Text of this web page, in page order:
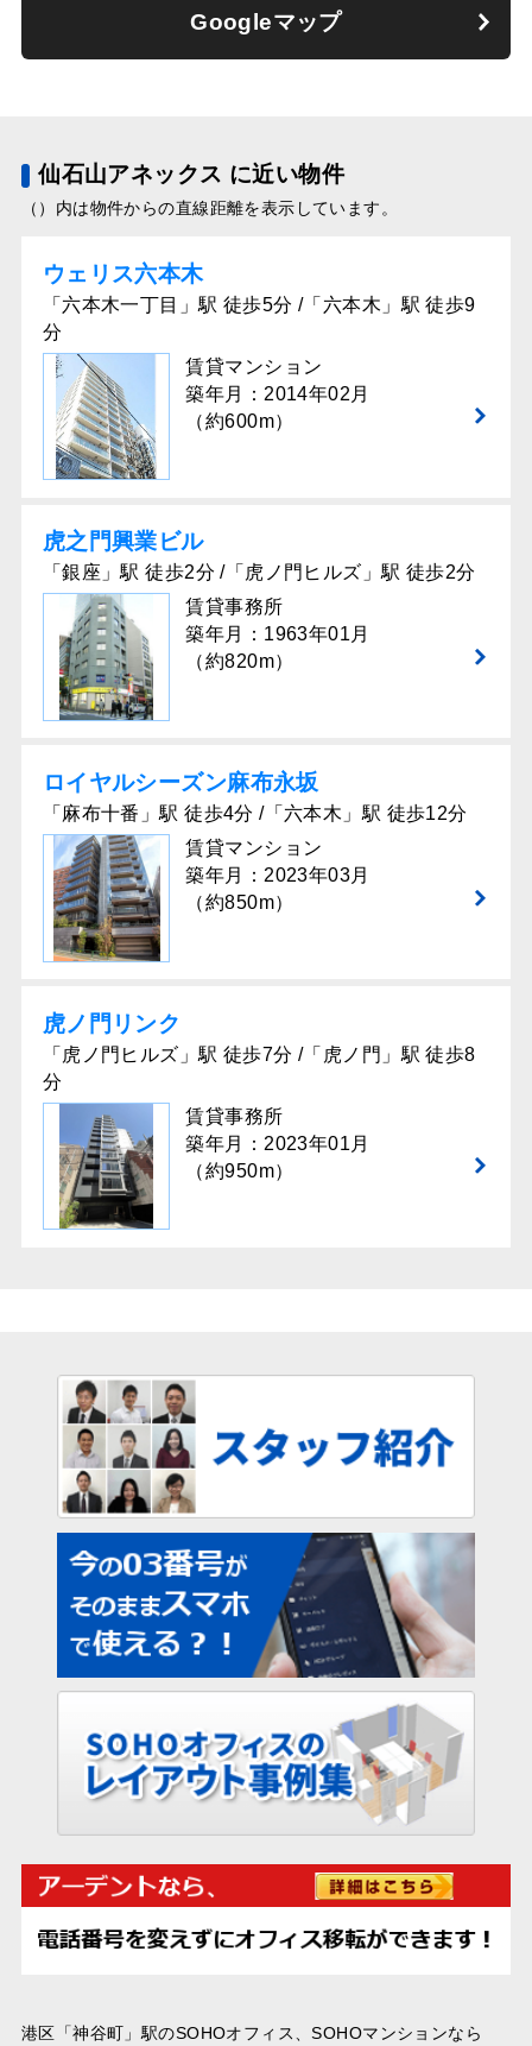
Googleマップ
仙石山アネックス に近い物件
（）内は物件からの直線距離を表示しています。
ウェリス六本⽊
「六本木一丁目」駅 徒歩5分 /「六本木」駅 徒歩9
分
賃貸マンション
築年月：2014年02月
（約600m）
虎之門興業ビル
「銀座」駅 徒歩2分 /「虎ノ門ヒルズ」駅 徒歩2分
賃貸事務所
築年月：1963年01月
（約820m）
ロイヤルシーズン⿇布永坂
「麻布十番」駅 徒歩4分 /「六本木」駅 徒歩12分
賃貸マンション
築年月：2023年03月
（約850m）
虎ノ門リンク
「虎ノ門ヒルズ」駅 徒歩7分 /「虎ノ門」駅 徒歩8
分
賃貸事務所
築年月：2023年01月
（約950m）
港区「神谷町」駅のSOHOオフィス、SOHOマンションなら